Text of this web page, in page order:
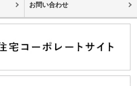
お問い合わせ